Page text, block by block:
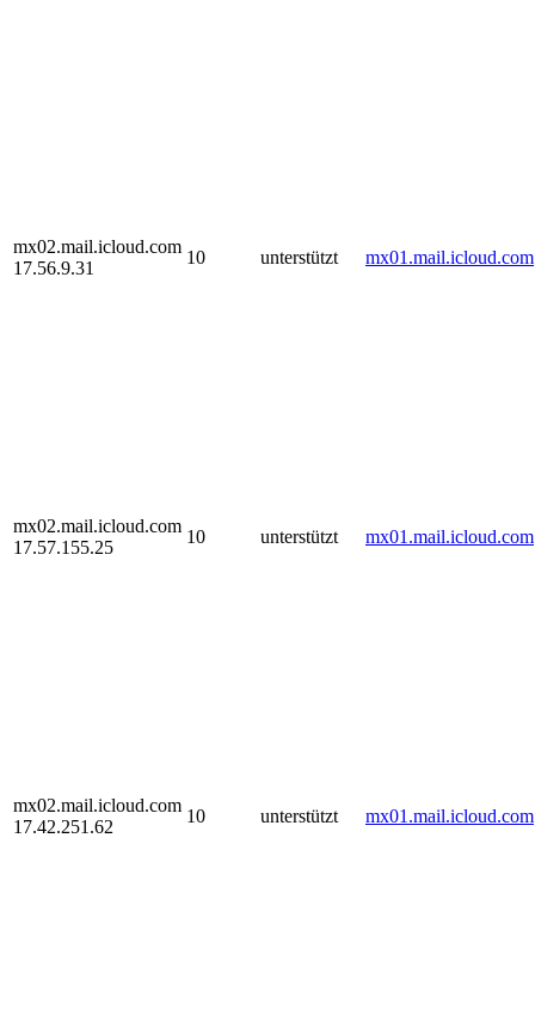
mx02.mail.icloud.com
17.56.9.31
10 unterstützt mx01.mail.icloud.com
mx02.mail.icloud.com
17.57.155.25
10 unterstützt mx01.mail.icloud.com
mx02.mail.icloud.com
17.42.251.62
10 unterstützt mx01.mail.icloud.com